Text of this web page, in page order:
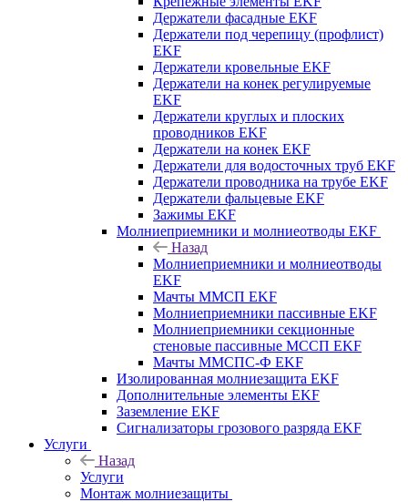
Держатели фасадные EKF
Держатели под черепицу (профлист)
EKF
Держатели кровельные EKF
Держатели на конек регулируемые
EKF
Держатели круглых и плоских
проводников EKF
Держатели на конек EKF
Держатели для водосточных труб EKF
Держатели проводника на трубе EKF
Держатели фальцевые EKF
Зажимы EKF
Молниеприемники и молниеотводы EKF
Назад
Молниеприемники и молниеотводы
EKF
Мачты ММСП EKF
Молниеприемники пассивные EKF
Молниеприемники секционные
стеновые пассивные МССП EKF
Мачты ММСПС-Ф EKF
Изолированная молниезащита EKF
Дополнительные элементы EKF
Заземление EKF
Сигнализаторы грозового разряда EKF
Услуги
Назад
Услуги
Монтаж молниезащиты